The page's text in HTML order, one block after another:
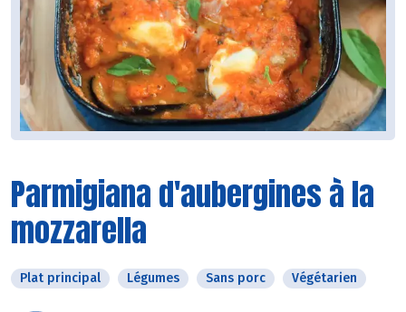
Parmigiana d'aubergines à la
mozzarella
Plat principal Légumes Sans porc Végétarien